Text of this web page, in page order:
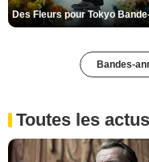
Bandes-
Toutes les